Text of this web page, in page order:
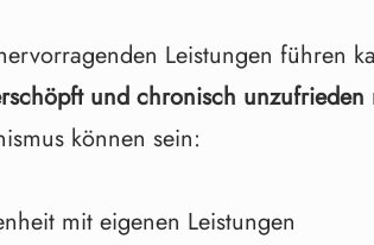
Leistungen führen
und chronisch unzufrieden
können sein:
mit eigenen Leistungen